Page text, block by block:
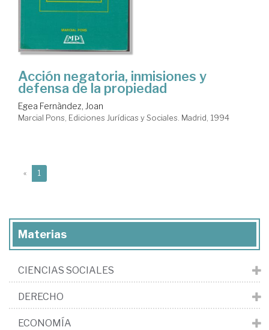
Acción negatoria, inmisiones y
defensa de la propiedad
Egea Fernàndez, Joan
Marcial Pons, Ediciones Jurídicas y Sociales. Madrid, 1994
« 1
Materias
CIENCIAS SOCIALES
DERECHO
ECONOMÍA